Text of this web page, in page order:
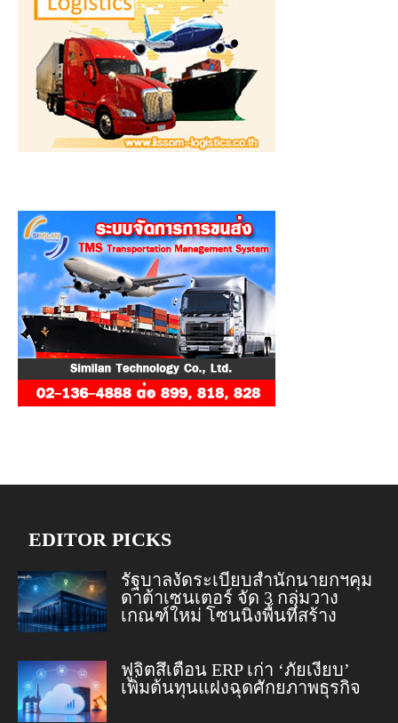
EDITOR PICKS
รัฐบาลงัดระเบียบสำนักนายกฯคุม
ดาต้าเซนเตอร์ จัด 3 กลุ่มวาง
เกณฑ์ใหม่ โซนนิ่งพื้นที่สร้าง
ฟูจิตสึเตือน ERP เก่า ‘ภัยเงียบ’
เพิ่มต้นทุนแฝงฉุดศักยภาพธุรกิจ